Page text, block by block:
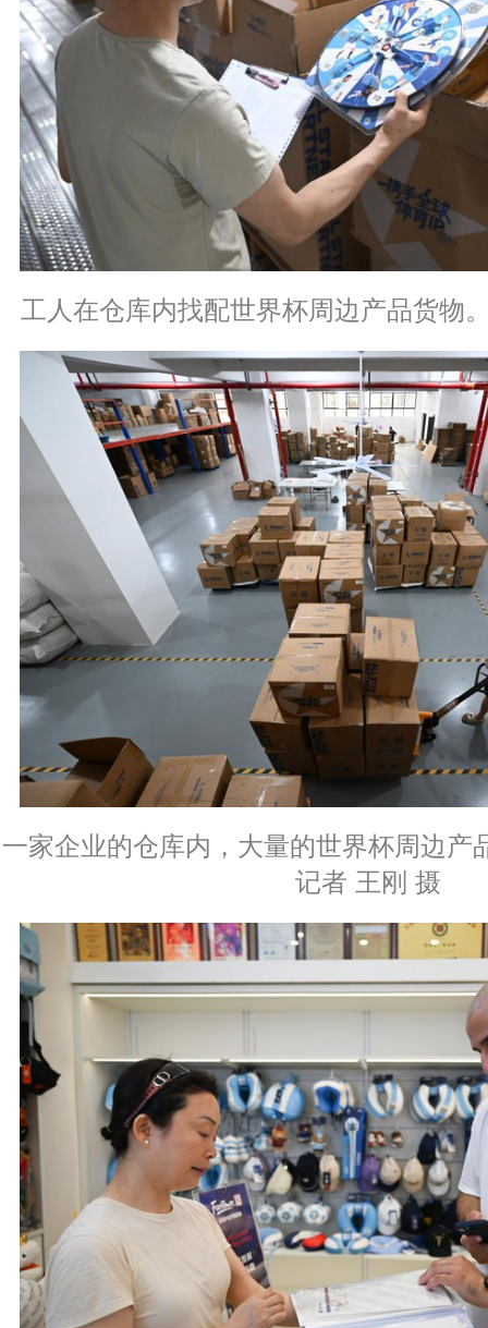
工人在仓库内找配世界杯周边产品货物
一家企业的仓库内，大量的世界杯周边产
记者 王刚 摄